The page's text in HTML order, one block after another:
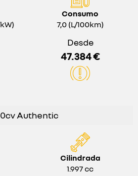
Consumo
7,0 (L/100km)
Desde
47.384 €
Authentic
Cilindrada
1.997 cc